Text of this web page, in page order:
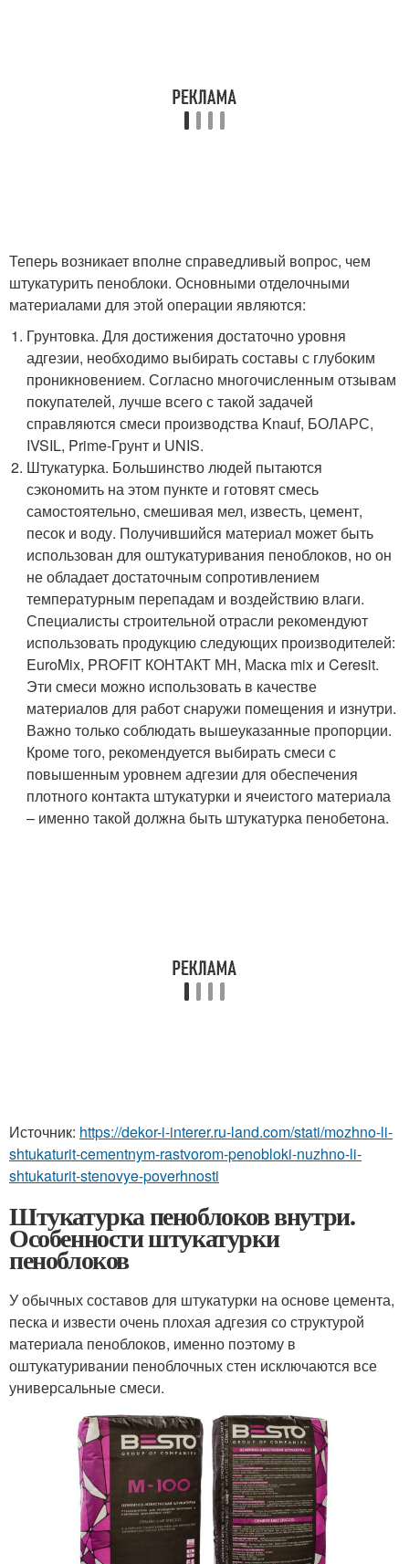
Теперь возникает вполне справедливый вопрос, чем
штукатурить пеноблоки. Основными отделочными
материалами для этой операции являются:
Грунтовка. Для достижения достаточно уровня
адгезии, необходимо выбирать составы с глубоким
проникновением. Согласно многочисленным отзывам
покупателей, лучше всего с такой задачей
справляются смеси производства Knauf, БОЛАРС,
IVSIL, Prime-Грунт и UNIS.
Штукатурка. Большинство людей пытаются
сэкономить на этом пункте и готовят смесь
самостоятельно, смешивая мел, известь, цемент,
песок и воду. Получившийся материал может быть
использован для оштукатуривания пеноблоков, но он
не обладает достаточным сопротивлением
температурным перепадам и воздействию влаги.
Специалисты строительной отрасли рекомендуют
использовать продукцию следующих производителей:
EuroMix, PROFIT КОНТАКТ МН, Маска mix и Ceresit.
Эти смеси можно использовать в качестве
материалов для работ снаружи помещения и изнутри.
Важно только соблюдать вышеуказанные пропорции.
Кроме того, рекомендуется выбирать смеси с
повышенным уровнем адгезии для обеспечения
плотного контакта штукатурки и ячеистого материала
– именно такой должна быть штукатурка пенобетона.
Источник: https://dekor-i-interer.ru-land.com/stati/mozhno-li-
shtukaturit-cementnym-rastvorom-penobloki-nuzhno-li-
shtukaturit-stenovye-poverhnosti
Штукатурка пеноблоков внутри.
Особенности штукатурки
пеноблоков
У обычных составов для штукатурки на основе цемента,
песка и извести очень плохая адгезия со структурой
материала пеноблоков, именно поэтому в
оштукатуривании пеноблочных стен исключаются все
универсальные смеси.